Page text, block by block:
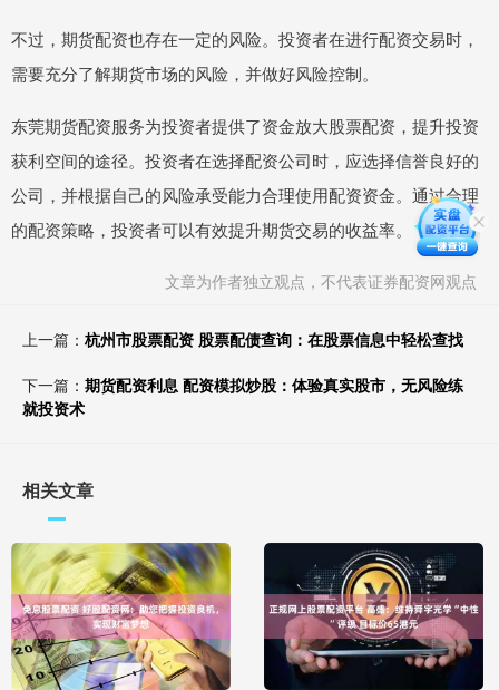
不过，期货配资也存在一定的风险。投资者在进行配资交易时，
需要充分了解期货市场的风险，并做好风险控制。
东莞期货配资服务为投资者提供了资金放大股票配资，提升投资
获利空间的途径。投资者在选择配资公司时，应选择信誉良好的
公司，并根据自己的风险承受能力合理使用配资资金。通过合理
的配资策略，投资者可以有效提升期货交易的收益率。
文章为作者独立观点，不代表证券配资网观点
上一篇： 杭州市股票配资 股票配债查询：在股票信息中轻松查找
下一篇： 期货配资利息 配资模拟炒股：体验真实股市，无风险练
就投资术
相关文章